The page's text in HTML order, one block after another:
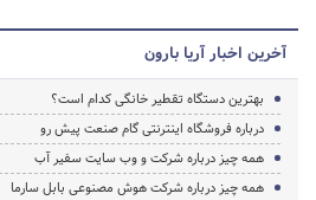
آخرین اخبار آریا بارون
بهترین دستگاه تقطیر خانگی کدام است؟
درباره فروشگاه اینترنتی گام صنعت پیش رو
همه چیز درباره شرکت و وب سایت سفیر آب
همه چیز درباره شرکت هوش مصنوعی بابل سارما